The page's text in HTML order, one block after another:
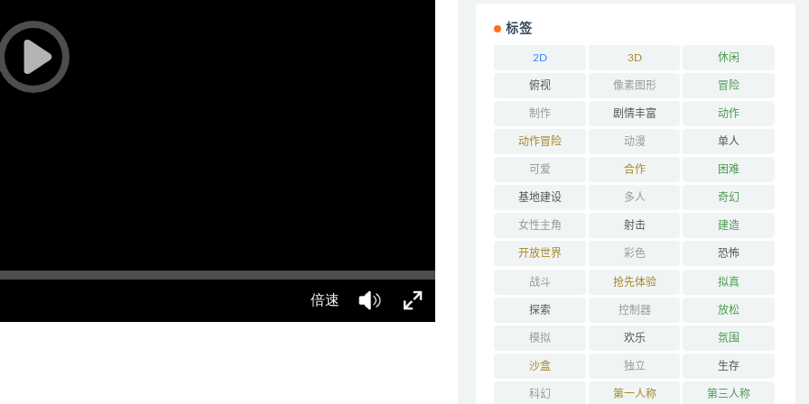
标签
2D 3D 休闲
俯视 像素图形 冒险
制作 剧情丰富 动作
动作冒险 动漫 单人
可爱 合作 困难
基地建设 多人 奇幻
女性主角 射击 建造
开放世界 彩色 恐怖
战斗 抢先体验 拟真
探索 控制器 放松
模拟 欢乐 氛围
沙盒 独立 生存
科幻 第一人称 第三人称